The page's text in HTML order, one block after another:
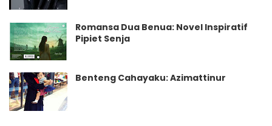
Romansa Dua Benua: Novel Inspiratif
Pipiet Senja
Benteng Cahayaku: Azimattinur